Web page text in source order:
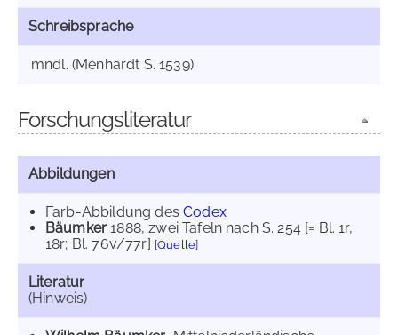
Schreibsprache
mndl. (Menhardt S. 1539)
Forschungsliteratur
Abbildungen
Farb-Abbildung desCodex
Bäumker 1888, zwei Tafeln nach S. 254 [= Bl. 1r,
18r; Bl. 76v/77r] [Quelle]
Literatur
(Hinweis)